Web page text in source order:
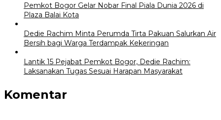
Pemkot Bogor Gelar Nobar Final Piala Dunia 2026 di
Plaza Balai Kota
Dedie Rachim Minta Perumda Tirta Pakuan Salurkan Air
Bersih bagi Warga Terdampak Kekeringan
Lantik 15 Pejabat Pemkot Bogor, Dedie Rachim:
Laksanakan Tugas Sesuai Harapan Masyarakat
Komentar